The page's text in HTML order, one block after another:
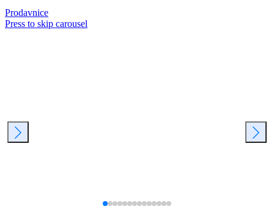
Prodavnice
Press to skip carousel